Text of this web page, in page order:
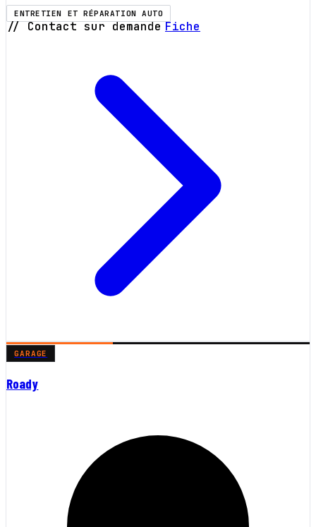
ENTRETIEN ET RÉPARATION AUTO
// Contact sur demande Fiche
GARAGE
Roady